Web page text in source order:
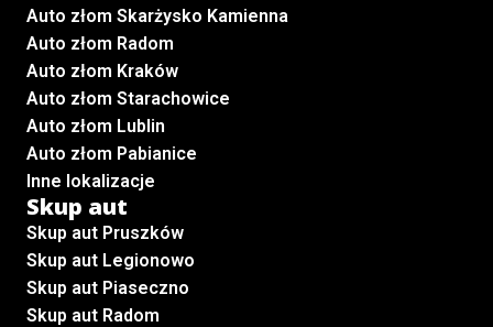
Auto złom Skarżysko Kamienna
Auto złom Radom
Auto złom Kraków
Auto złom Starachowice
Auto złom Lublin
Auto złom Pabianice
Inne lokalizacje
Skup aut
Skup aut Pruszków
Skup aut Legionowo
Skup aut Piaseczno
Skup aut Radom